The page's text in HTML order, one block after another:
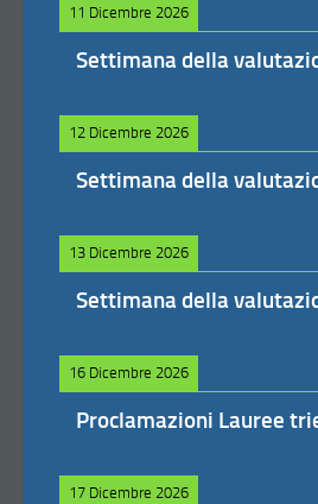
11 Dicembre 2026
Settimana della
12 Dicembre 2026
Settimana della
13 Dicembre 2026
Settimana della
16 Dicembre 2026
Proclamazioni Lauree
17 Dicembre 2026